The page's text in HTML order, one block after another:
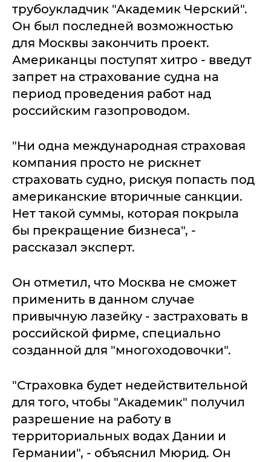
трубоукладчик "Академик Черский".
Он был последней возможностью
для Москвы закончить проект.
Американцы поступят хитро - введут
запрет на страхование судна на
период проведения работ над
российским газопроводом.
"Ни одна международная страховая
компания просто не рискнет
страховать судно, рискуя попасть под
американские вторичные санкции.
Нет такой суммы, которая покрыла
бы прекращение бизнеса", -
рассказал эксперт.
Он отметил, что Москва не сможет
применить в данном случае
привычную лазейку - застраховать в
российской фирме, специально
созданной для "многоходовочки".
"Страховка будет недействительной
для того, чтобы "Академик" получил
разрешение на работу в
территориальных водах Дании и
Германии", - объяснил Мюрид. Он